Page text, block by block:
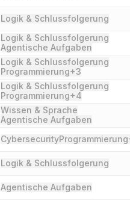
Logik & Schlussfolgerung
Logik & Schlussfolgerung
Agentische Aufgaben
Logik & Schlussfolgerung
Programmierung+3
Logik & Schlussfolgerung
Programmierung+4
Wissen & Sprache
Agentische Aufgaben
CybersecurityProgrammierung
Logik & Schlussfolgerung
Agentische Aufgaben